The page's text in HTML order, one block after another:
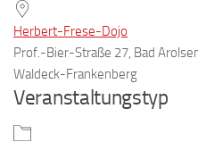
Herbert-Frese-Dojo
Prof.-Bier-Straße 27, Bad
Waldeck-Frankenberg
Veranstaltungstyp